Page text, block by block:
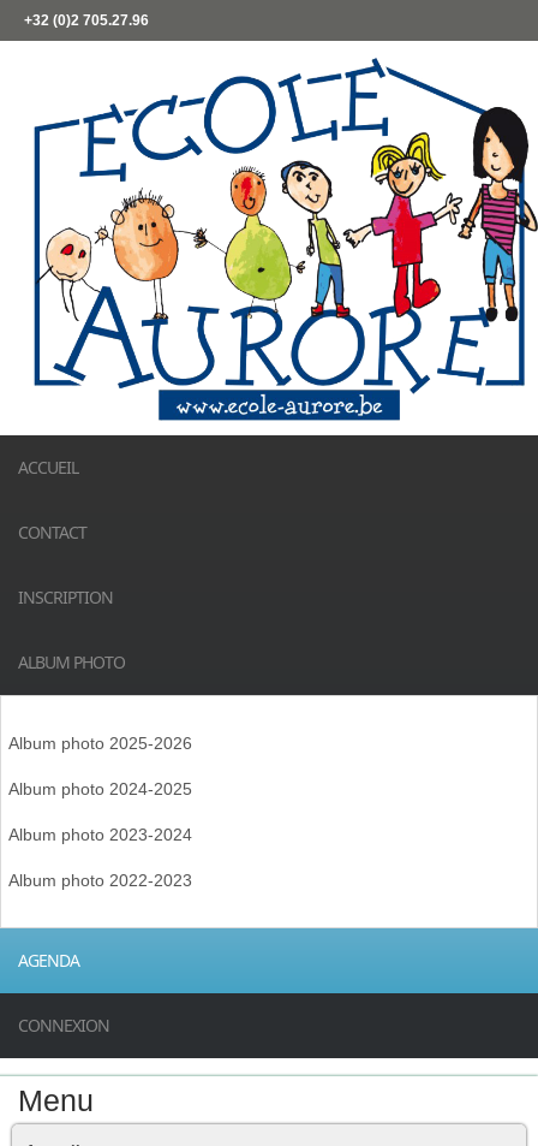
+32 (0)2 705.27.96
ACCUEIL
CONTACT
INSCRIPTION
ALBUM PHOTO
Album photo 2025-2026
Album photo 2024-2025
Album photo 2023-2024
Album photo 2022-2023
AGENDA
CONNEXION
Menu